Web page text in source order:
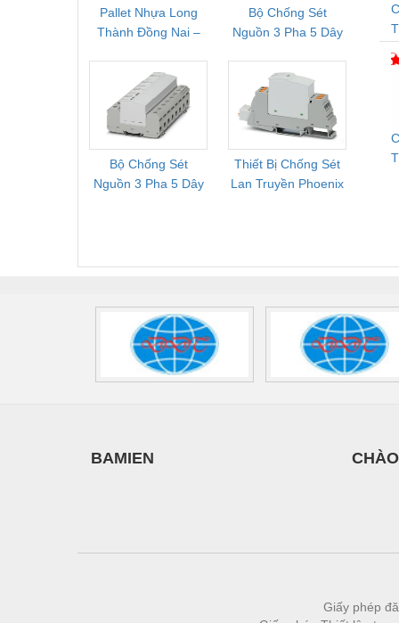
Y khoa - Trang thiết bị
Pallet Nhựa Long
Thành Đồng Nai –
Mới, Pallet Cũ Giá
Tốt
Bộ Chống Sét
Nguồn 3 Pha 5 Dây
FLT-SEC-P-T1-3S-
264/50-FM -
2909589
Bộ Chống Sét
Nguồn 3 Pha 5 Dây
Thiết Bị Chống Sét
Lan Truyền Phoenix
Rơ
Bộ
BAMIEN
Giấy phép